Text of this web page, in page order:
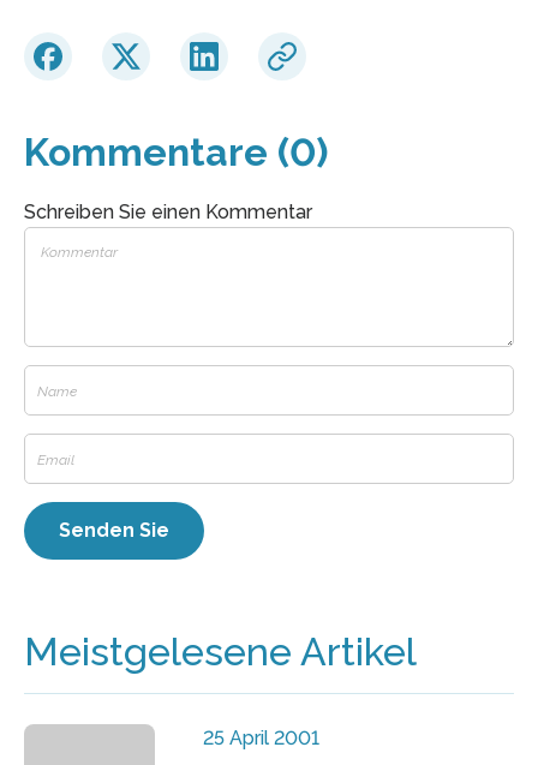
Kommentare (0)
Schreiben Sie einen Kommentar
Meistgelesene Artikel
25 April 2001